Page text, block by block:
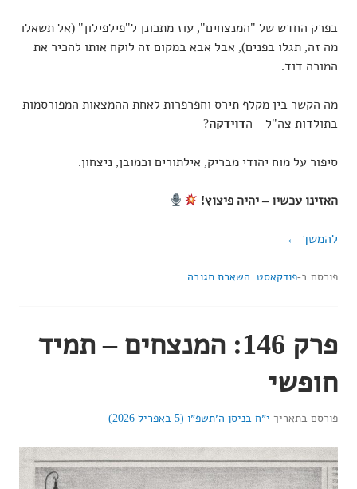
בפרק החדש של "המנצחים", עוז מתכונן ל"פילפילון" (אל תשאלו
מה זה, תגלו בפנים), אבל אבא במקום זה לוקח אותו להכיר את
המורה דוד.
מה הקשר בין מקלף תירס וחפרפרות לאחת ההמצאות המפורסמות
בתולדות צה"ל – הדוידקה?
סיפור על מוח יהודי מבריק, אילתורים וכמובן, ניצחון.
האזינו עכשיו – יהיה פיצוץ!
להמשך ←
פורסם ב-פודקאסט השארת תגובה
פרק 146: המנצחים – תמיד
חופשי
פורסם בתאריך י״ח בניסן ה׳תשפ״ו (5 באפריל 2026)